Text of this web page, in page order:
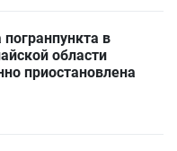
погранпункта в
области
приостановлена